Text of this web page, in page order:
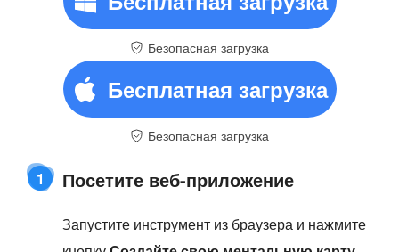
Безопасная загрузка
Бесплатная загрузка
Безопасная загрузка
1 Посетите веб-приложение
Запустите инструмент из браузера и нажмите